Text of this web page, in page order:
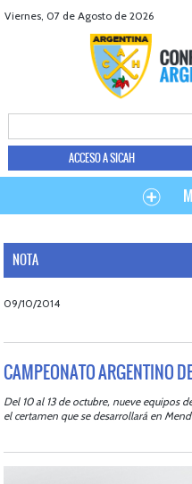
Viernes, 07 de Agosto de 2026
ACCESO A SICAH
NOTA
09/10/2014
CAMPEONATO ARGENTINO
Del 10 al 13 de octubre, nueve equipos
el certamen que se desarrollará en